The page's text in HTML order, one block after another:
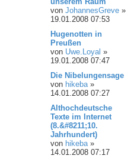
von JohannesGreve »
19.01.2008 07:53
Hugenotten in
Preußen
von Uwe.Loyal »
19.01.2008 07:47
Die Nibelungensage
von hikeba»
14.01.2008 07:27
Althochdeutsche
Texte im Internet
(8.&#8211;10.
Jahrhundert)
von hikeba»
14.01.2008 07:17